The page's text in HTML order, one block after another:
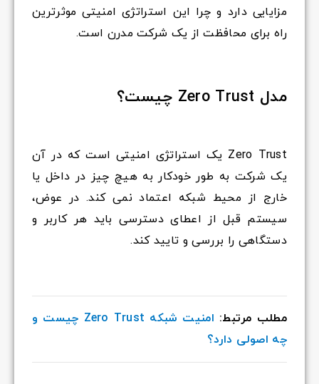
مزایایی دارد و چرا این استراتژی امنیتی موثرترین
راه برای محافظت از یک شرکت مدرن است.
مدل Zero Trust چیست؟
Zero Trust یک استراتژی امنیتی است که در آن
یک شرکت به طور خودکار به هیچ چیز در داخل یا
خارج از محیط شبکه اعتماد نمی کند. در عوض،
سیستم قبل از اعطای دسترسی باید هر کاربر و
دستگاهی را بررسی و تایید کند.
مطلب مرتبط:
امنیت شبکه Zero Trust چیست و
چه اصولی دارد؟